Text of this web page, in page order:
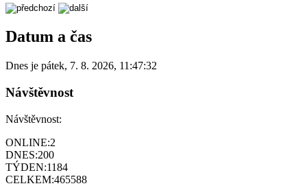
Datum a čas
Dnes je pátek, 7. 8. 2026, 11:47:32
Návštěvnost
Návštěvnost:
ONLINE:2
DNES:200
TÝDEN:1184
CELKEM:465588